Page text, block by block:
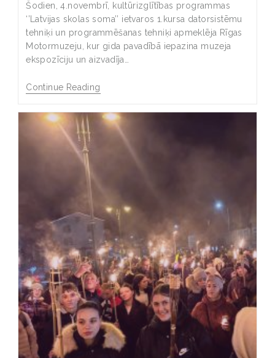
Šodien, 4.novembrī, kultūrizglītības programmas
‘’Latvijas skolas soma’’ ietvaros 1.kursa datorsistēmu
tehniķi un programmēšanas tehniķi apmeklēja Rīgas
Motormuzeju, kur gida pavadībā iepazina muzeja
ekspozīciju un aizvadīja…
Continue Reading